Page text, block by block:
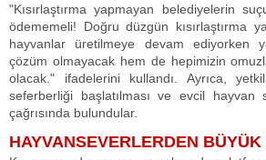
"Kısırlaştırma yapmayan belediyelerin
ödememeli! Doğru düzgün kısırlaştırma
hayvanlar üretilmeye devam ediyorken
çözüm olmayacak hem de hepimizin
olacak." ifadelerini kullandı. Ayrıca,
seferberliği başlatılması ve evcil hayvan
çağrısında bulundular.
HAYVANSEVERLERDEN